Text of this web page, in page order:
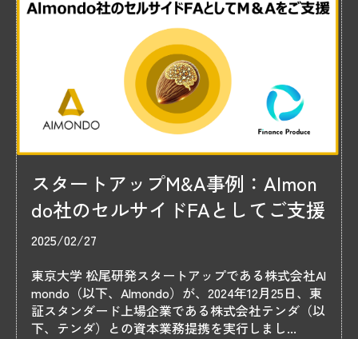
スタートアップM&A事例：Almon
do社のセルサイドFAとしてご支援
2025/02/27
東京大学 松尾研発スタートアップである株式会社Al
mondo（以下、Almondo）が、2024年12月25日、東
証スタンダード上場企業である株式会社テンダ（以
下、テンダ）との資本業務提携を実行しまし...